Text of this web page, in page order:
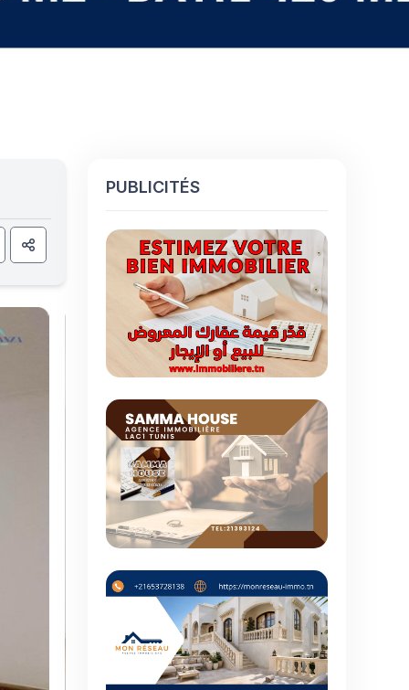
PUBLICITÉS